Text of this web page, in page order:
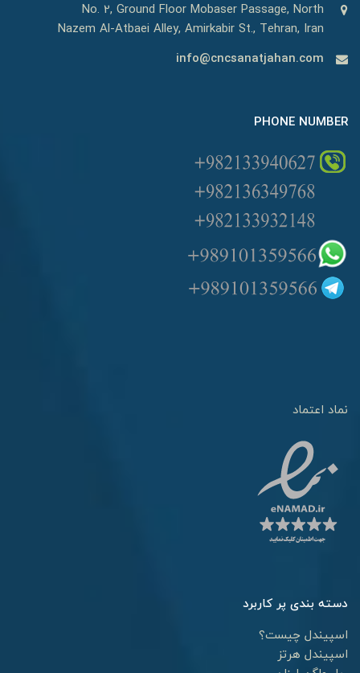
No. 2, Ground Floor Mobaser Passage, North
Nazem Al-Atbaei Alley, Amirkabir St., Tehran, Iran
info@cncsanatjahan.com
PHONE NUMBER
نماد اعتماد
دسته بندی پر کاربرد
اسپیندل چیست؟
اسپیندل هرتز